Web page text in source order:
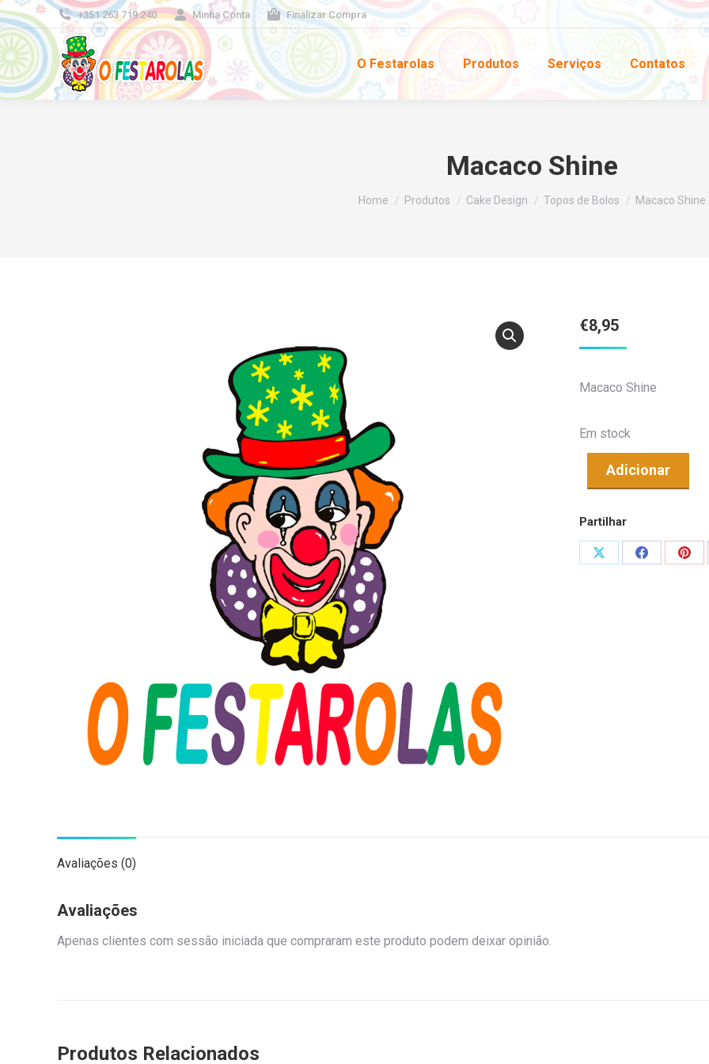
+351 263 719 240 Minha Conta Finalizar Compra
O Festarolas Produtos Serviços Contatos
Macaco Shine
You are here:
Home Produtos Cake Design Topos de Bolos Macaco Shine
€8,95
Macaco Shine
Em stock
Adicionar
Partilhar
Share
Share
Avaliações (0)
Avaliações
Apenas clientes com sessão iniciada que compraram este produto podem deixar opinião.
Produtos Relacionados